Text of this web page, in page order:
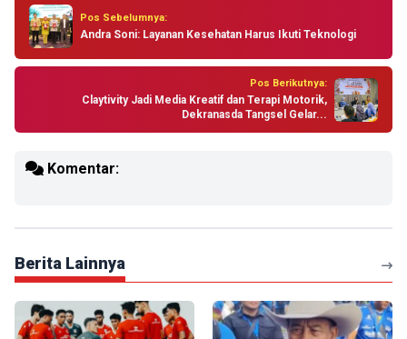
Pos Sebelumnya:
Andra Soni: Layanan Kesehatan Harus Ikuti Teknologi
Pos Berikutnya:
Claytivity Jadi Media Kreatif dan Terapi Motorik,
Dekranasda Tangsel Gelar...
Komentar:
Berita Lainnya